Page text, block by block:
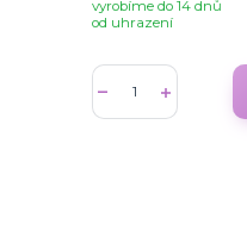
vyrobíme do 14 dnů
od uhrazení